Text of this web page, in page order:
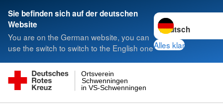
Sie befinden sich auf der deutschen
Website
You are on the German website, you can
use the switch to switch to the English one
Sprache wechseln
Alles klar
in VS-Schwenningen
Schwenningen
Ortsverein